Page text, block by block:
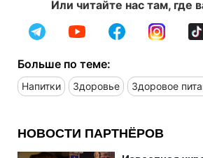
Или читайте нас там, где
Больше по теме:
Напитки Здоровье Здоровое